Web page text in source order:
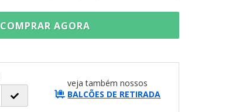
COMPRAR AGORA
veja também nossos
BALCÕES DE RETIRADA